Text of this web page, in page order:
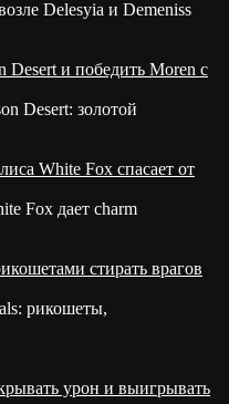
Delesyia и Demeniss
Desert и победить Moren с
Desert: золотой
White Fox спасает от
Fox дает charm
стирать врагов
рикошеты,
урон и выигрывать